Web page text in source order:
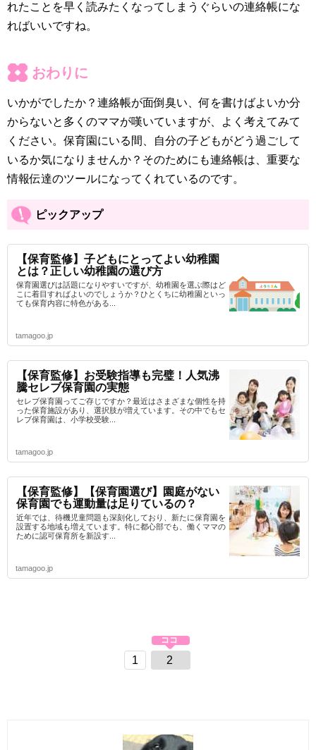
れたことを早く読みたくなってしまうぐらいの連絡帳にな
ればいいですね。
おわりに
いかがでしたか？連絡帳が面倒臭い、何を書けばよいか分
からないと多くのママが嘆いていますが、よく考えてみて
ください。保育園にいる間、自分の子どもがどう過ごして
いるか気になりませんか？そのためにも連絡帳は、重要な
情報伝達のツールになってくれているのです。
ピックアップ
【保育監修】子どもにとってよい幼稚園
とは？正しい幼稚園の選び方
保育園選びは話題になりやすいですが、幼稚園を選ぶ際はど
こに着目すればよいのでしょうか？ひとくちに幼稚園といっ
ても保育内容に特色がある...
tamagoo.jp
【保育監修】お受験指導も完璧！人気沸
騰セレブ保育園の実態
セレブ保育園ってご存じですか？最近はさまざまな個性を持
った保育施設があり、選択肢が増えています。その中でもセ
レブ保育園は、小学校受験...
tamagoo.jp
【保育監修】【保育園選び】園庭がない
保育園でも運動量は足りているの？
近年では、待機児童問題も深刻化しており、新たに保育園を
設置する地域も増えています。特に都心部でも、働くママの
ために認可保育所を新設す...
tamagoo.jp
1 2